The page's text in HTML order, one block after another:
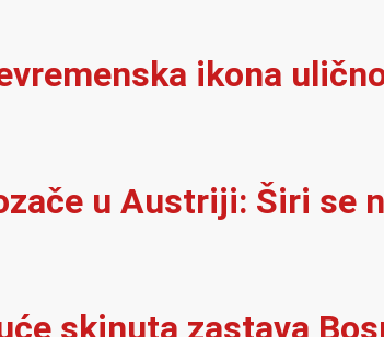
ikona
u Austriji: Širi se
skinuta zastava